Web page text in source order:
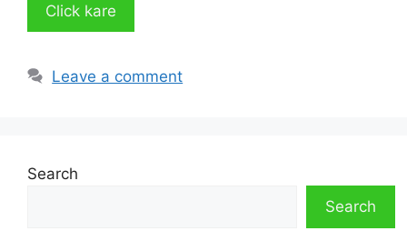
Click kare
Leave a comment
Search
Search